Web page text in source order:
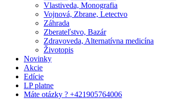
Vlastiveda, Monografia
Vojnová, Zbrane, Letectvo
Záhrada
Zberateľstvo, Bazár
Zdravoveda, Alternatívna medicína
Životopis
Novinky
Akcie
Edície
LP platne
Máte otázky ? +421905764006